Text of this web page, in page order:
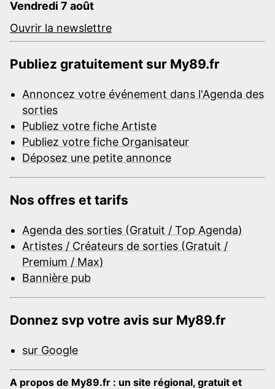
Vendredi 7 août
Ouvrir la newslettre
Publiez gratuitement sur My89.fr
Annoncez votre événement dans l'Agenda des
sorties
Publiez votre fiche Artiste
Publiez votre fiche Organisateur
Déposez une petite annonce
Nos offres et tarifs
Agenda des sorties (Gratuit / Top Agenda)
Artistes / Créateurs de sorties (Gratuit /
Premium / Max)
Bannière pub
Donnez svp votre avis sur My89.fr
sur Google
A propos de My89.fr : un site régional, gratuit et